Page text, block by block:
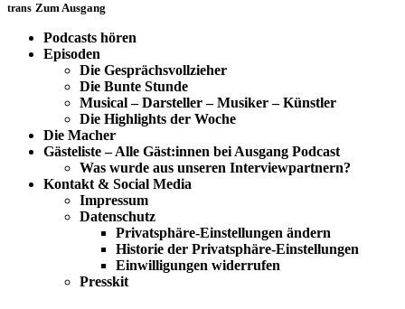
trans Zum Ausgang
Podcasts hören
Episoden
Die Gesprächsvollzieher
Die Bunte Stunde
Musical – Darsteller – Musiker – Künstler
Die Highlights der Woche
Die Macher
Gästeliste – Alle Gäst:innen bei Ausgang Podcast
Was wurde aus unseren Interviewpartnern?
Kontakt & Social Media
Impressum
Datenschutz
Privatsphäre-Einstellungen ändern
Historie der Privatsphäre-Einstellungen
Einwilligungen widerrufen
Presskit